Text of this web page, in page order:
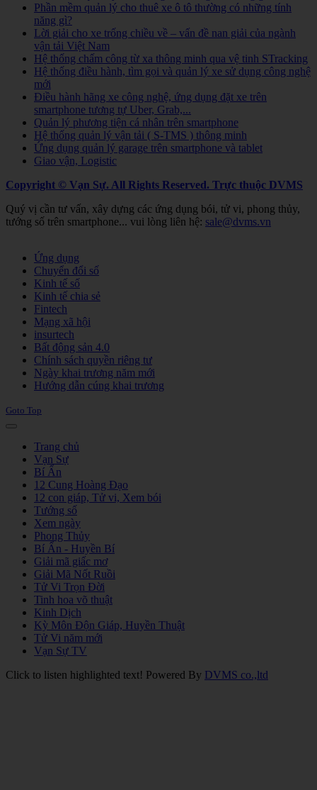
Phần mềm quản lý cho thuê xe ô tô thường có những tính
năng gì?
Lời giải cho xe trống chiều về – vấn đề nan giải của ngành
vận tải Việt Nam
Hệ thống chấm công từ xa thông minh qua vệ tinh STracking
Hệ thống điều hành, tìm gọi và quản lý xe sử dụng công nghệ
mới
Điều hành hãng xe công nghệ, ứng dụng đặt xe trên
smartphone tương tự Uber, Grab,...
Quản lý phương tiện cá nhân trên smartphone
Hệ thống quản lý vận tải ( S-TMS ) thông minh
Ứng dụng quản lý garage trên smartphone và tablet
Giao vận, Logistic
Copyright © Vạn Sự. All Rights Reserved. Trực thuộc DVMS
Quý vị cần tư vấn, xây dựng các ứng dụng bói, tử vi, phong thủy,
tướng số trên smartphone... vui lòng liên hệ: sale@dvms.vn
Ứng dụng
Chuyển đổi số
Kinh tế số
Kinh tế chia sẻ
Fintech
Mạng xã hội
insurtech
Bất động sản 4.0
Chính sách quyền riêng tư
Ngày khai trương năm mới
Hướng dẫn cúng khai trương
Goto Top
Trang chủ
Vạn Sự
Bí Ẩn
12 Cung Hoàng Đạo
12 con giáp, Tử vi, Xem bói
Tướng số
Xem ngày
Phong Thủy
Bí Ẩn - Huyền Bí
Giải mã giấc mơ
Giải Mã Nốt Ruồi
Tử Vi Trọn Đời
Tinh hoa võ thuật
Kinh Dịch
Kỳ Môn Độn Giáp, Huyền Thuật
Tử Vi năm mới
Vạn Sự TV
Click to listen highlighted text! Powered By DVMS co.,ltd